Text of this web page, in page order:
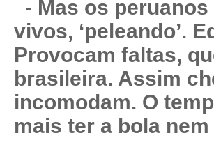
- Mas os
vivos, ‘peleando’.
Provocam faltas,
brasileira. Assim
incomodam. O
mais ter a bola